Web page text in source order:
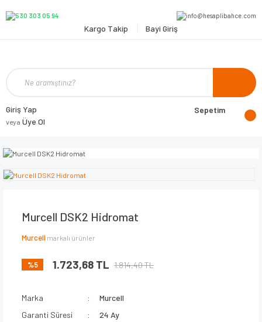
Kargo Takip Bayi Giriş
Giriş Yap
veya Üye Ol
Sepetim
Murcell DSK2 Hidromat
Murcell markalı ürünler
%5 1.723,68 TL 1.814,40 TL
Marka
Murcell
Garanti Süresi
24 Ay